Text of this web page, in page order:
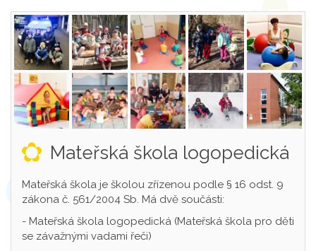
Mateřská škola logopedická
Mateřská škola je školou zřízenou podle § 16 odst. 9
zákona č. 561/2004 Sb. Má dvě součásti:
- Mateřská škola logopedická (Mateřská škola pro děti
se závažnými vadami řeči)